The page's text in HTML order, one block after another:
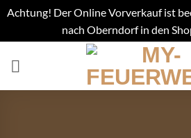
Achtung! Der Online Vorverkauf ist
nach Oberndorf in den